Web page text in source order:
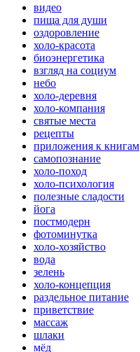
видео
пища для души
оздоровление
холо-красота
биоэнергетика
взгляд на социум
небо
холо-деревня
холо-компания
святые места
рецепты
приложения к книгам
самопознание
холо-поход
холо-психология
полезные сладости
йога
постмодерн
фотоминутка
холо-хозяйство
вода
зелень
холо-концепция
раздельное питание
приветствие
массаж
шлаки
мёд